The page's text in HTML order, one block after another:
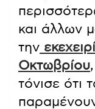
και άλλων
την
Οκτωβρίου
τόνισε ότι